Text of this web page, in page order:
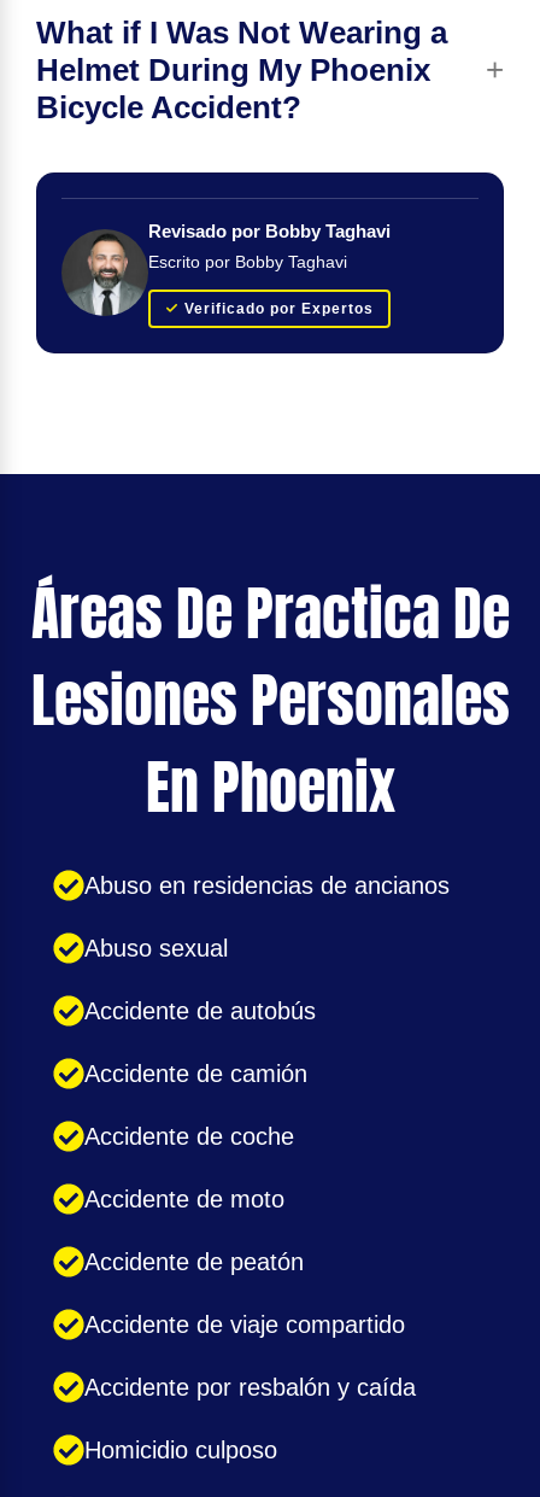
What if I Was Not Wearing a
Helmet During My Phoenix
Bicycle Accident?
Revisado por Bobby Taghavi
Escrito por Bobby Taghavi
Verificado por Expertos
Áreas De Practica De
Lesiones Personales
En Phoenix
Abuso en residencias de ancianos
Abuso sexual
Accidente de autobús
Accidente de camión
Accidente de coche
Accidente de moto
Accidente de peatón
Accidente de viaje compartido
Accidente por resbalón y caída
Homicidio culposo